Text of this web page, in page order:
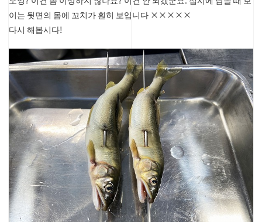
이는 뒷면의 몸에 꼬치가 훤히 보입니다 ×××××
다시 해봅시다!